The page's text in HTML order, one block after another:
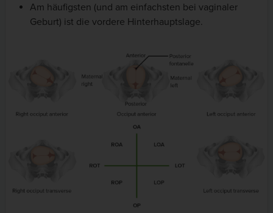
Am häufigsten (und am einfachsten bei vaginaler
Geburt) ist die vordere Hinterhauptslage.